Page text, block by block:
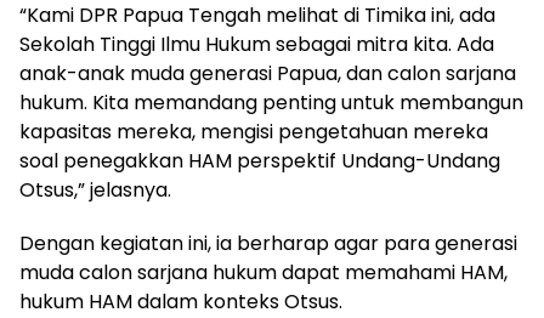
“Kami DPR Papua Tengah melihat di Timika ini, ada
Sekolah Tinggi Ilmu Hukum sebagai mitra kita. Ada
anak-anak muda generasi Papua, dan calon sarjana
hukum. Kita memandang penting untuk membangun
kapasitas mereka, mengisi pengetahuan mereka
soal penegakkan HAM perspektif Undang-Undang
Otsus,” jelasnya.
Dengan kegiatan ini, ia berharap agar para generasi
muda calon sarjana hukum dapat memahami HAM,
hukum HAM dalam konteks Otsus.